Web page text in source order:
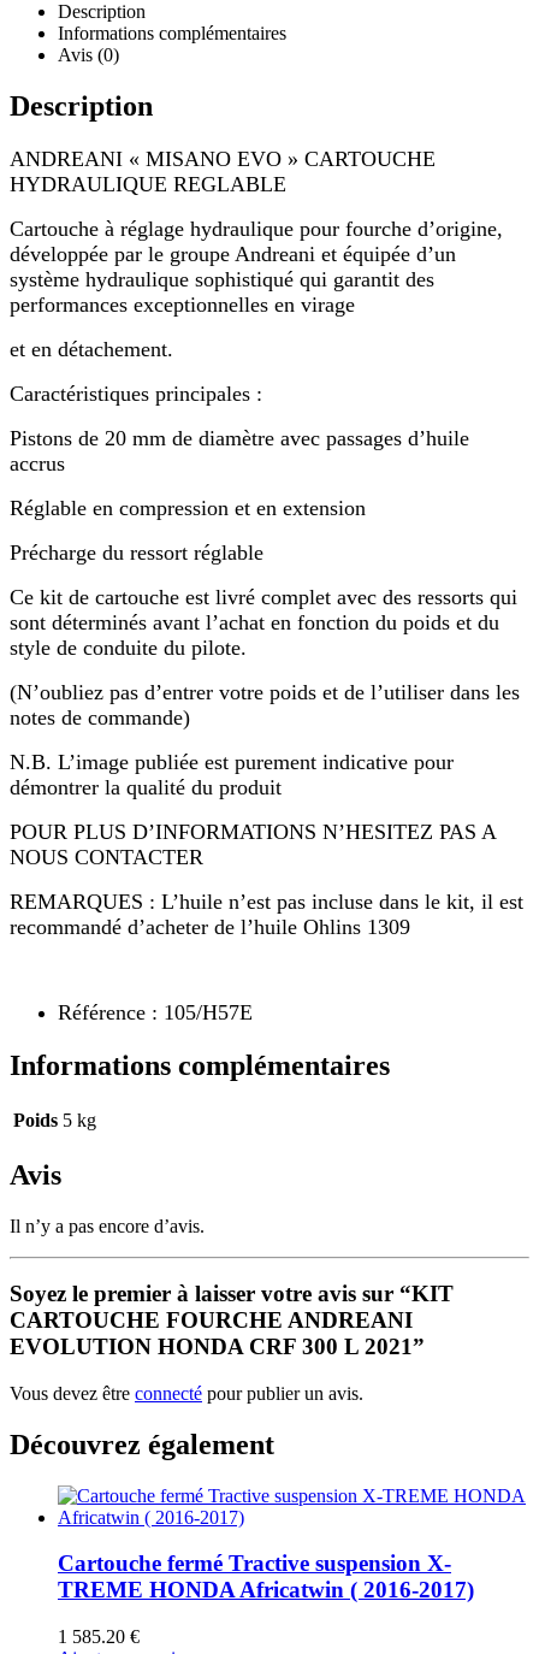
Description
Informations complémentaires
Avis (0)
Description
ANDREANI « MISANO EVO » CARTOUCHE
HYDRAULIQUE REGLABLE
Cartouche à réglage hydraulique pour fourche d’origine,
développée par le groupe Andreani et équipée d’un
système hydraulique sophistiqué qui garantit des
performances exceptionnelles en virage
et en détachement.
Caractéristiques principales :
Pistons de 20 mm de diamètre avec passages d’huile
accrus
Réglable en compression et en extension
Précharge du ressort réglable
Ce kit de cartouche est livré complet avec des ressorts qui
sont déterminés avant l’achat en fonction du poids et du
style de conduite du pilote.
(N’oubliez pas d’entrer votre poids et de l’utiliser dans les
notes de commande)
N.B. L’image publiée est purement indicative pour
démontrer la qualité du produit
POUR PLUS D’INFORMATIONS N’HESITEZ PAS A
NOUS CONTACTER
REMARQUES : L’huile n’est pas incluse dans le kit, il est
recommandé d’acheter de l’huile Ohlins 1309
Référence : 105/H57E
Informations complémentaires
Poids 5 kg
Avis
Il n’y a pas encore d’avis.
Soyez le premier à laisser votre avis sur “KIT
CARTOUCHE FOURCHE ANDREANI
EVOLUTION HONDA CRF 300 L 2021”
Vous devez être connecté pour publier un avis.
Découvrez également
Cartouche fermé Tractive suspension X-
TREME HONDA Africatwin ( 2016-2017)
1 585.20 €